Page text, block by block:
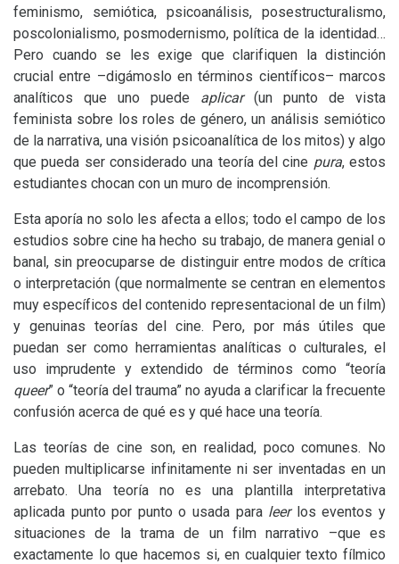
feminismo, semiótica, psicoanálisis, posestructuralismo,
poscolonialismo, posmodernismo, política de la identidad…
Pero cuando se les exige que clarifiquen la distinción
crucial entre –digámoslo en términos científicos– marcos
analíticos que uno puede aplicar(un punto de vista
feminista sobre los roles de género, un análisis semiótico
de la narrativa, una visión psicoanalítica de los mitos) y algo
que pueda ser considerado una teoría del cine pura, estos
estudiantes chocan con un muro de incomprensión.
Esta aporía no solo les afecta a ellos; todo el campo de los
estudios sobre cine ha hecho su trabajo, de manera genial o
banal, sin preocuparse de distinguir entre modos de crítica
o interpretación (que normalmente se centran en elementos
muy específicos del contenido representacional de un film)
y genuinas teorías del cine. Pero, por más útiles que
puedan ser como herramientas analíticas o culturales, el
uso imprudente y extendido de términos como “teoría
queer” o “teoría del trauma” no ayuda a clarificar la frecuente
confusión acerca de qué es y qué hace una teoría.
Las teorías de cine son, en realidad, poco comunes. No
pueden multiplicarse infinitamente ni ser inventadas en un
arrebato. Una teoría no es una plantilla interpretativa
aplicada punto por punto o usada para leerlos eventos y
situaciones de la trama de un film narrativo –que es
exactamente lo que hacemos si, en cualquier texto fílmico